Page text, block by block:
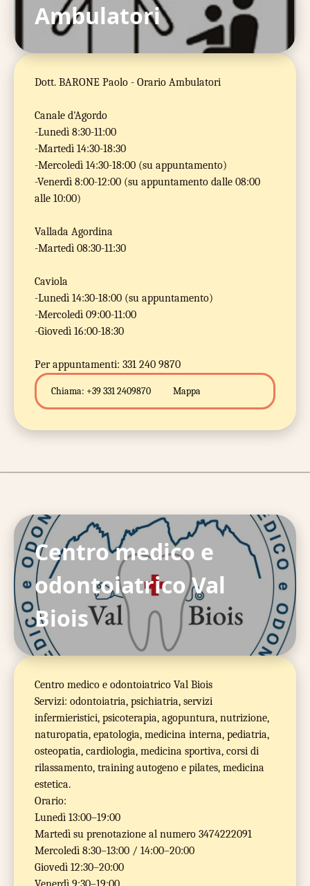
Ambulatori
Dott. BARONE Paolo - Orario Ambulatori
Canale d'Agordo
-Lunedì 8:30-11:00
-Martedì 14:30-18:30
-Mercoledì 14:30-18:00 (su appuntamento)
-Venerdì 8:00-12:00 (su appuntamento dalle 08:00
alle 10:00)
Vallada Agordina
-Martedì 08:30-11:30
Caviola
-Lunedì 14:30-18:00 (su appuntamento)
-Mercoledì 09:00-11:00
-Giovedì 16:00-18:30
Per appuntamenti: 331 240 9870
Chiama: +39 331 2409870 Mappa
Centro medico e
odontoiatrico Val
Biois
Centro medico e odontoiatrico Val Biois
Servizi: odontoiatria, psichiatria, servizi
infermieristici, psicoterapia, agopuntura, nutrizione,
naturopatia, epatologia, medicina interna, pediatria,
osteopatia, cardiologia, medicina sportiva, corsi di
rilassamento, training autogeno e pilates, medicina
estetica.
Orario:
Lunedì 13:00–19:00
Martedì su prenotazione al numero 3474222091
Mercoledì 8:30–13:00 / 14:00–20:00
Giovedì 12:30–20:00